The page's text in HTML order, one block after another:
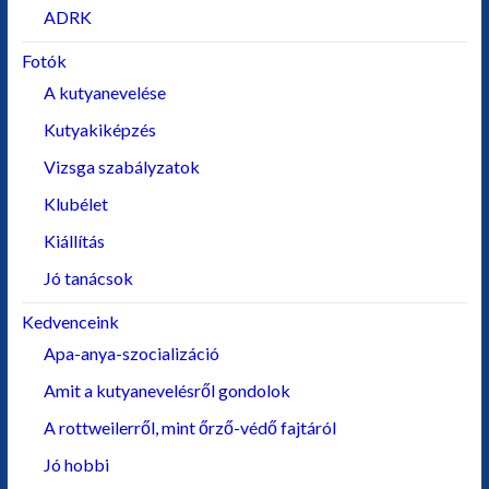
ADRK
Fotók
A kutyanevelése
Kutyakiképzés
Vizsga szabályzatok
Klubélet
Kiállítás
Jó tanácsok
Kedvenceink
Apa-anya-szocializáció
Amit a kutyanevelésről gondolok
A rottweilerről, mint őrző-védő fajtáról
Jó hobbi